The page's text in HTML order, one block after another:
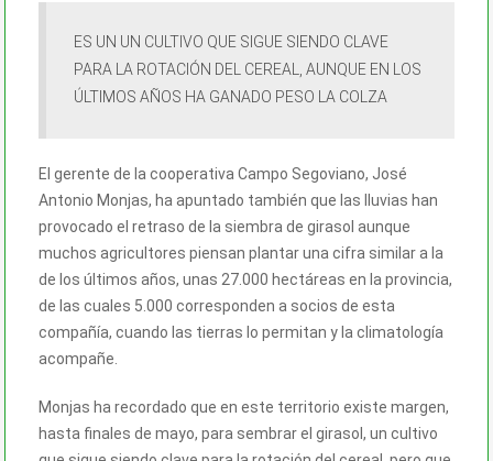
ES UN UN CULTIVO QUE SIGUE SIENDO CLAVE
PARA LA ROTACIÓN DEL CEREAL, AUNQUE EN LOS
ÚLTIMOS AÑOS HA GANADO PESO LA COLZA
El gerente de la cooperativa Campo Segoviano, José
Antonio Monjas, ha apuntado también que las lluvias han
provocado el retraso de la siembra de girasol aunque
muchos agricultores piensan plantar una cifra similar a la
de los últimos años, unas 27.000 hectáreas en la provincia,
de las cuales 5.000 corresponden a socios de esta
compañía, cuando las tierras lo permitan y la climatología
acompañe.
Monjas ha recordado que en este territorio existe margen,
hasta finales de mayo, para sembrar el girasol, un cultivo